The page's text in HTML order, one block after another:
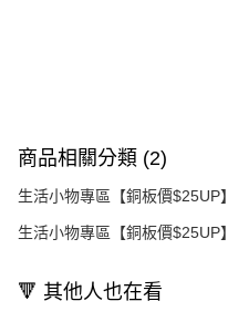
商品相關分類 (2)
生活小物專區【銅板價$25UP】
生活小物專區【銅板價$25UP】
🔻 其他人也在看